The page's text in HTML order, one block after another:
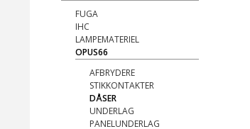
FUGA
IHC
LAMPEMATERIEL
OPUS66
AFBRYDERE
STIKKONTAKTER
DÅSER
UNDERLAG
PANELUNDERLAG